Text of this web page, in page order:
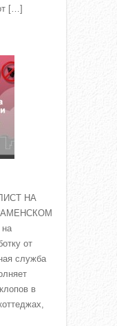
[…]
НА
от
служба
в